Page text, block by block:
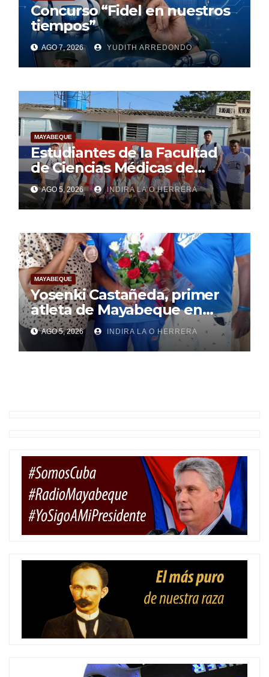
Concurso “Fidel en nuestros
tiempos”
AGO 7, 2026 YUDITH ARREDONDO
MAYABEQUE
Estudiantes de la Facultad
de Ciencias Médicas de
Mayabeque realizan
pesquisa
AGO 5, 2026 INDIRA LA O HERRERA
MAYABEQUE
Yosenki Castañeda, primer
atleta de Mayabeque en
subir al podio
centroamericano
AGO 5, 2026 INDIRA LA O HERRERA